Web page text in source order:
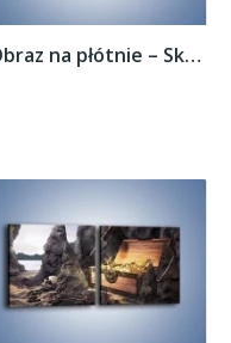
Obraz na płótnie – Skarby świeżo wydobyte...